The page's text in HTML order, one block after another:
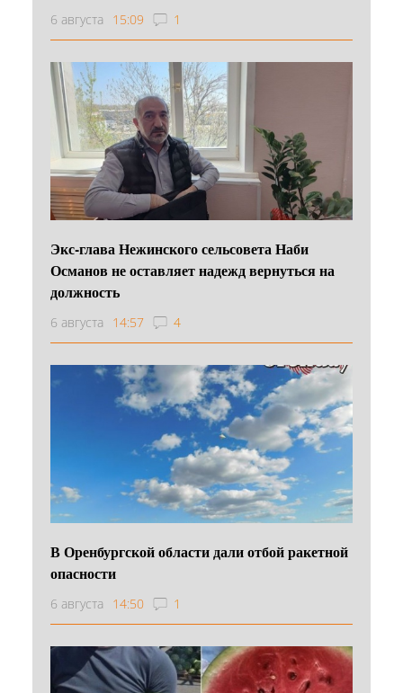
6 августа 15:09 1
Экс-глава Нежинского сельсовета Наби
Османов не оставляет надежд вернуться на
должность
6 августа 14:57 4
В Оренбургской области дали отбой ракетной
опасности
6 августа 14:50 1